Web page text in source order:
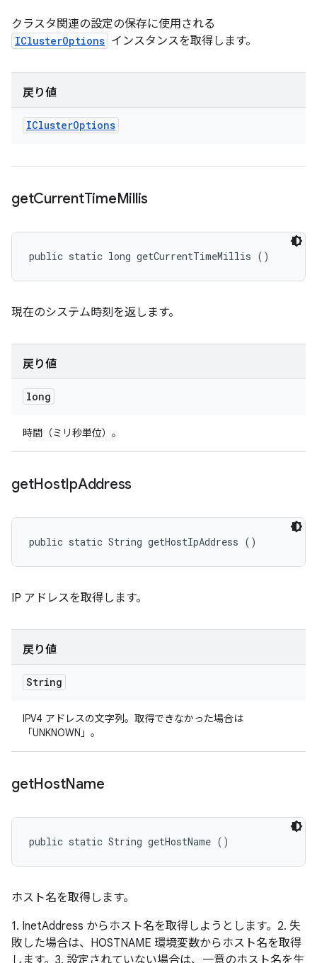
クラスタ関連の設定の保存に使用される
IClusterOptions インスタンスを取得します。
戻り値
IClusterOptions
getCurrentTimeMillis
public static long getCurrentTimeMillis ()
現在のシステム時刻を返します。
戻り値
long
時間（ミリ秒単位）。
getHostIpAddress
public static String getHostIpAddress ()
IP アドレスを取得します。
戻り値
String
IPV4 アドレスの文字列。取得できなかった場合は
「UNKNOWN」。
getHostName
public static String getHostName ()
ホスト名を取得します。
1. InetAddress からホスト名を取得しようとします。2. 失
敗した場合は、HOSTNAME 環境変数からホスト名を取得
します。3. 設定されていない場合は、一意のホスト名を生